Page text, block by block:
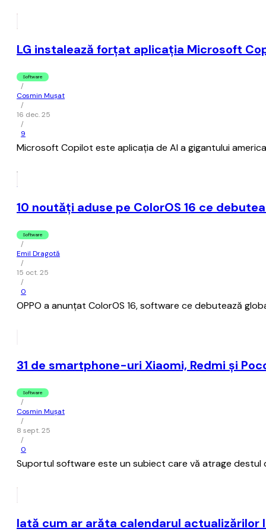
LG instalează forţat aplicaţia Microsoft
Software
/
Cosmin Mușat
/
16 dec. 25
/
9
Microsoft Copilot este aplicaţia de AI a gigantului
10 noutăți aduse pe ColorOS 16 ce
Software
/
Emil Dragotă
/
15 oct. 25
/
0
OPPO a anunțat ColorOS 16, software ce debutează
31 de smartphone-uri Xiaomi, Redmi şi
Software
/
Cosmin Mușat
/
8 sept. 25
/
0
Suportul software este un subiect care vă atrage
Iată cum ar arăta calendarul actualizărilor